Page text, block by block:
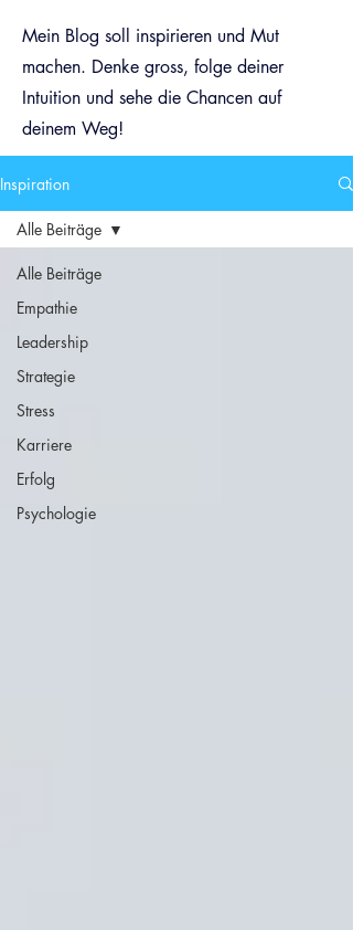
Mein Blog soll inspirieren und Mut
machen. Denke gross, folge deiner
Intuition und sehe die Chancen auf
deinem Weg!
Inspiration
Alle Beiträge
Empathie
Leadership
Strategie
Stress
Karriere
Erfolg
Psychologie
Alle Beiträge